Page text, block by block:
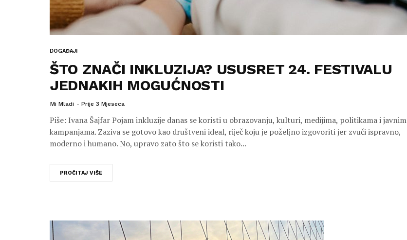
DOGAĐAJI
ŠTO ZNAČI INKLUZIJA? USUSRET 24. FESTIVALU
JEDNAKIH MOGUĆNOSTI
Mi Mladi Prije 3 Mjeseca
Piše: Ivana Šajfar Pojam inkluzije danas se koristi u obrazovanju, kulturi, medijima, politikama i javnim
kampanjama. Zaziva se gotovo kao društveni ideal, riječ koju je poželjno izgovoriti jer zvuči ispravno,
moderno i humano. No, upravo zato što se koristi tako...
PROČITAJ VIŠE